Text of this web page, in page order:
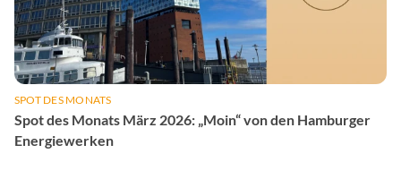
SPOT DES MONATS
Spot des Monats März 2026: „Moin“ von den Hamburger
Energiewerken